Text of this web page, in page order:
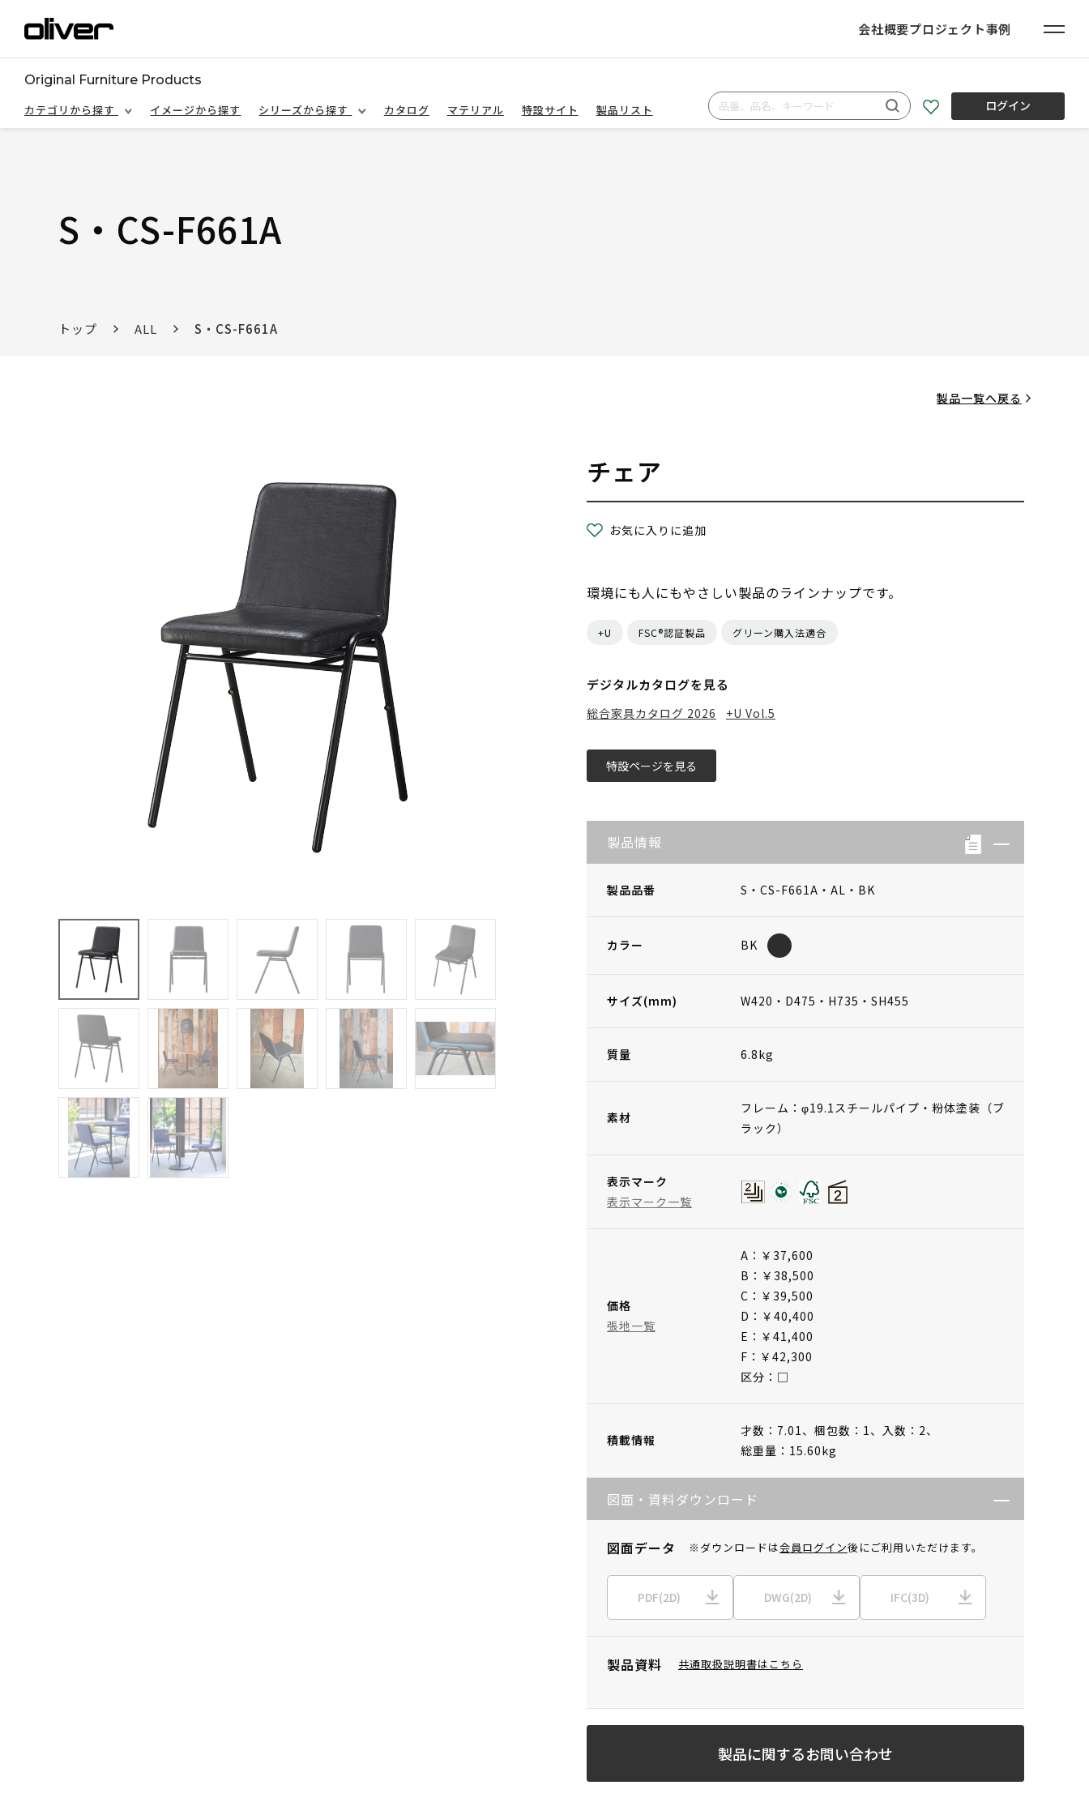
会社概要プロジェクト事例
Original Furniture Products
カテゴリから探す
イメージから探す シリーズから探す カタログ マテリアル 特設サイト 製品リスト ログイン
S・CS-F661A
トップ ALL S・CS-F661A
製品一覧へ戻る
チェア
お気に入りに追加
環境にも人にもやさしい製品のラインナップです。
+U FSC®認証製品 グリーン購入法適合
デジタルカタログを見る
総合家具カタログ 2026 +U Vol.5
特設ページを見る
製品情報
製品品番 S・CS-F661A・AL・BK
カラー BK
サイズ(mm) W420・D475・H735・SH455
質量 6.8kg
素材
フレーム：φ19.1スチールパイプ・粉体塗装（ブ
ラック）
表示マーク
表示マーク一覧
価格
張地一覧
A：￥37,600
B：￥38,500
C：￥39,500
D：￥40,400
E：￥41,400
F：￥42,300
区分：□
積載情報
才数：7.01、 梱包数：1、 入数：2、
総重量：15.60kg
図面・資料ダウンロード
図面データ ※ダウンロードは会員ログイン後にご利用いただけます。
PDF(2D) DWG(2D) IFC(3D)
製品資料 共通取扱説明書はこちら
製品に関するお問い合わせ